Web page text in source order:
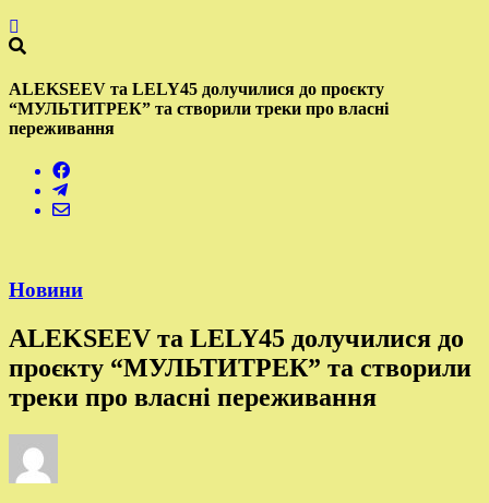
ALEKSEEV та LELY45 долучилися до проєкту
“МУЛЬТИТРЕК” та створили треки про власні
переживання
Новини
ALEKSEEV та LELY45 долучилися до
проєкту “МУЛЬТИТРЕК” та створили
треки про власні переживання